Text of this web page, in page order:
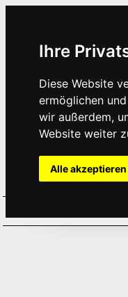
Ihre
Diese Website
ermöglichen
wir außerdem,
Website weiter
Alle akzeptieren